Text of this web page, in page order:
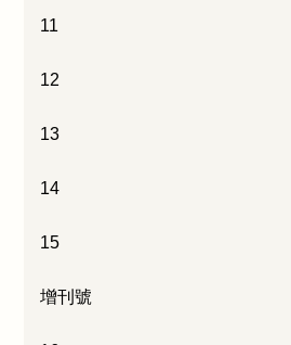
11
12
13
14
15
增刊號